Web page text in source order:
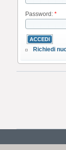
Password: *
Richiedi